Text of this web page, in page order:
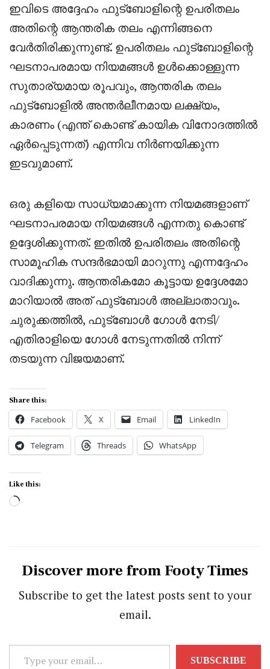
ഇവിടെ അദ്ദേഹം ഫുട്‌ബോളിന്റെ ഉപരിതലം
അതിന്റെ ആന്തരിക തലം എന്നിങ്ങനെ
വേർതിരിക്കുന്നുണ്ട്. ഉപരിതലം ഫുട്‌ബോളിന്റെ
ഘടനാപരമായ നിയമങ്ങൾ ഉൾക്കൊള്ളുന്ന
സുതാര്യമായ രൂപവും, ആന്തരിക തലം
ഫുട്‌ബോളിൽ അന്തർലീനമായ ലക്ഷ്യം,
കാരണം (എന്ത് കൊണ്ട് കായിക വിനോദത്തിൽ
ഏർപ്പെടുന്നത്) എന്നിവ നിർണയിക്കുന്ന
ഇടവുമാണ്.
ഒരു കളിയെ സാധ്യമാക്കുന്ന നിയമങ്ങളാണ്
ഘടനാപരമായ നിയമങ്ങൾ എന്നതു കൊണ്ട്
ഉദ്ദേശിക്കുന്നത്. ഇതിൽ ഉപരിതലം അതിന്റെ
സാമൂഹിക സന്ദർഭമായി മാറുന്നു എന്നദ്ദേഹം
വാദിക്കുന്നു. ആന്തരികമോ കൂട്ടായ ഉദ്ദേശമോ
മാറിയാൽ അത് ഫുട്ബോൾ അല്ലാതാവും.
ചുരുക്കത്തിൽ, ഫുട്ബോൾ ഗോൾ നേടി/
എതിരാളിയെ ഗോൾ നേടുന്നതിൽ നിന്ന്
തടയുന്ന വിജയമാണ്.
Share this:
Facebook X Email LinkedIn
Telegram Threads WhatsApp
Like this:
Loading…
Discover more from Footy Times
Subscribe to get the latest posts sent to your
email.
SUBSCRIBE